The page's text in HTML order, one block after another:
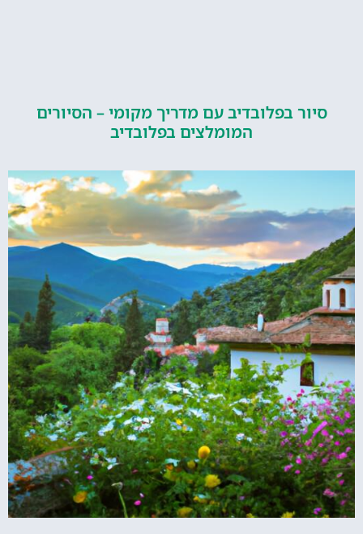
בפלובדיב עם מדריך מקומי – הסיורים
המומלצים בפלובדיב